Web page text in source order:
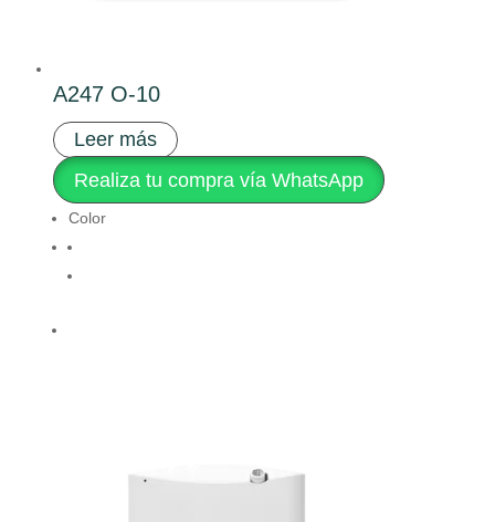
A247 O-10
Leer más
Realiza tu compra vía WhatsApp
Color